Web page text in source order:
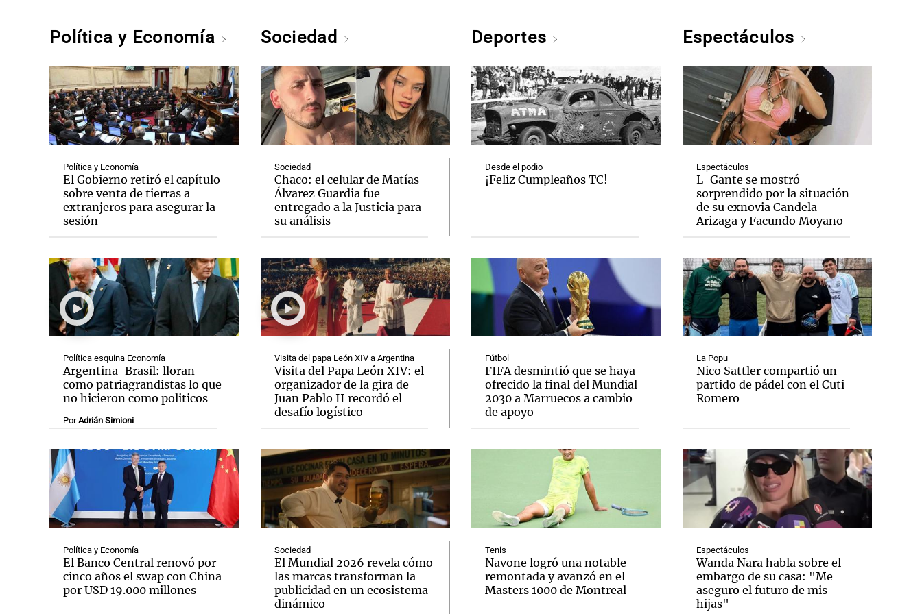
Política y Economía
Política y Economía
El Gobierno retiró el capítulo
sobre venta de tierras a
extranjeros para asegurar la
sesión
Política esquina Economía
Argentina-Brasil: lloran
como patriagrandistas lo que
no hicieron como politicos
PorAdrián Simioni
Política y Economía
El Banco Central renovó por
cinco años el swap con China
por USD 19.000 millones
Sociedad
Sociedad
Chaco: el celular de Matías
Álvarez Guardia fue
entregado a la Justicia para
su análisis
Visita del papa León XIV a Argentina
Visita del Papa León XIV: el
organizador de la gira de
Juan Pablo II recordó el
desafío logístico
Sociedad
El Mundial 2026 revela cómo
las marcas transforman la
publicidad en un ecosistema
dinámico
Deportes
Desde el podio
¡Feliz Cumpleaños TC!
Fútbol
FIFA desmintió que se haya
ofrecido la final del Mundial
2030 a Marruecos a cambio
de apoyo
Tenis
Navone logró una notable
remontada y avanzó en el
Masters 1000 de Montreal
Espectáculos
Espectáculos
L-Gante se mostró
sorprendido por la situación
de su exnovia Candela
Arizaga y Facundo Moyano
La Popu
Nico Sattler compartió un
partido de pádel con el Cuti
Romero
Espectáculos
Wanda Nara habla sobre el
embargo de su casa: "Me
aseguro el futuro de mis
hijas"
Notas Notas
El huracán de Arequito
Notas
Cadena 3 en Groenlandia